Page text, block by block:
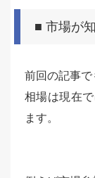
■ 市場が
前回の記事で
相場は現在
ます。